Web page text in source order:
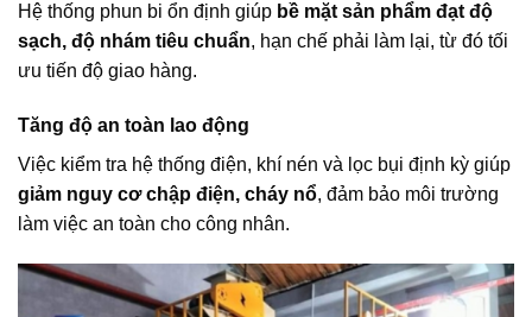
Hệ thống phun bi ổn định giúp bề mặt sản phẩm đạt độ
sạch, độ nhám tiêu chuẩn, hạn chế phải làm lại, từ đó tối
ưu tiến độ giao hàng.
Tăng độ an toàn lao động
Việc kiểm tra hệ thống điện, khí nén và lọc bụi định kỳ giúp
giảm nguy cơ chập điện, cháy nổ, đảm bảo môi trường
làm việc an toàn cho công nhân.